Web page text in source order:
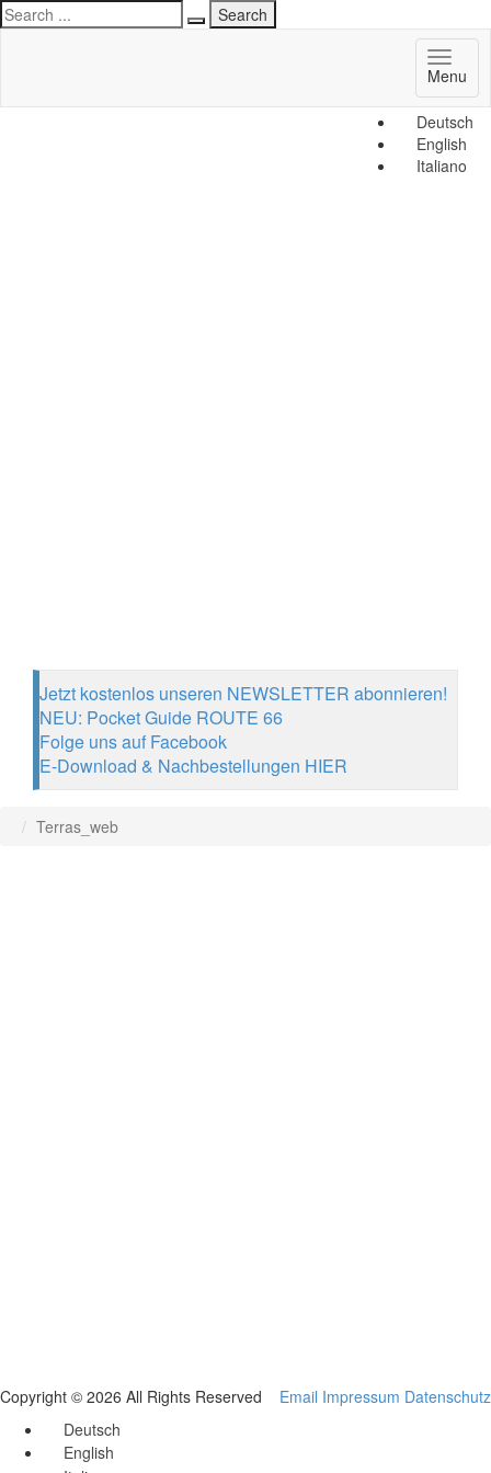
Deutsch
English
Italiano
Menu
Jetzt kostenlos unseren NEWSLETTER abonnieren!
NEU: Pocket Guide ROUTE 66
Folge uns auf Facebook
E-Download & Nachbestellungen HIER
Terras_web
Copyright © 2026 All Rights Reserved Email Impressum Datenschutz
Deutsch
English